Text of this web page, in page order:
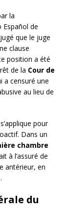
la
Español de
que le juge
clause
position a été
de la Cour de
a censuré une
au lieu de
pour
Dans un
chambre
à l’assuré de
antérieur, en
du